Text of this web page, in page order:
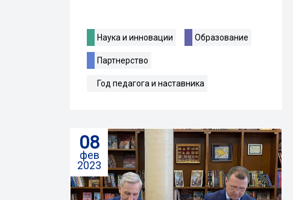
Наука и инновации Образование
Партнерство
Год педагога и наставника
08
фев
2023